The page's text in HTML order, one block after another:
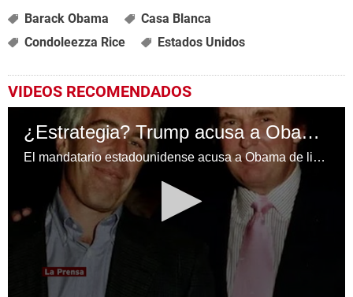
Barack Obama
Casa Blanca
Condoleezza Rice
Estados Unidos
VIDEOS RECOMENDADOS
¿Estrategia? Trump acusa a Obama y desvía atención del caso Epstein
El mandatario estadounidense acusa a Obama de liderar una "conspiración" en su contra tras su victoria electoral en 2016.